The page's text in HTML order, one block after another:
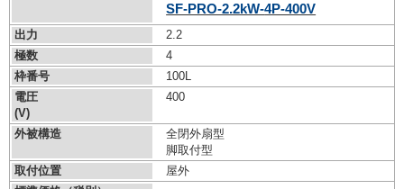
SF-PRO-2.2kW-4P-400V
出力
2.2
極数
4
枠番号
100L
電圧
(V)
400
外被構造
全閉外扇型
脚取付型
取付位置
屋外